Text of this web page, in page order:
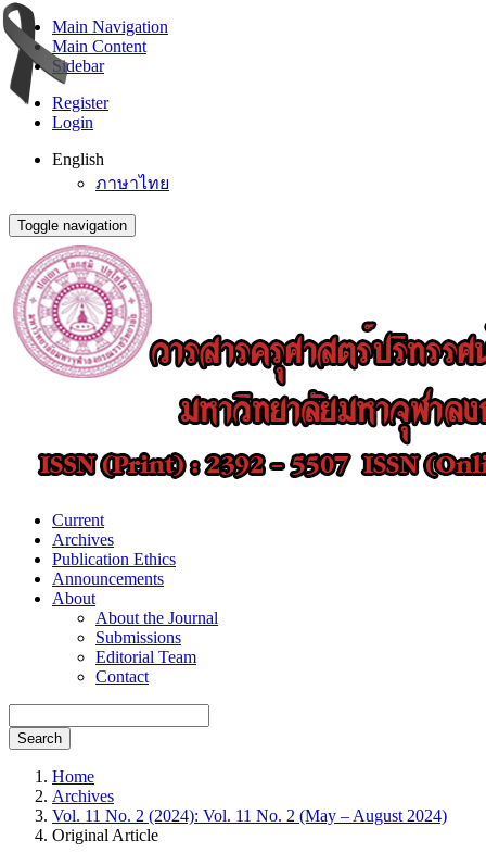
Main Navigation
Main Content
Sidebar
Register
Login
English
ภาษาไทย
Toggle navigation
Current
Archives
Publication Ethics
Announcements
About
About the Journal
Submissions
Editorial Team
Contact
Search
Home
Archives
Vol. 11 No. 2 (2024): Vol. 11 No. 2 (May – August 2024)
Original Article